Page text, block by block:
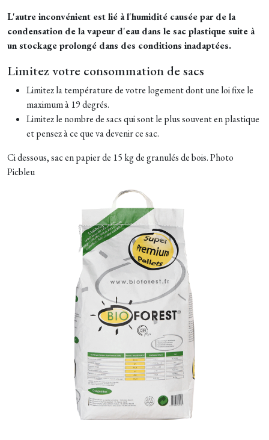
L'autre inconvénient est lié à l'humidité causée par de la
condensation de la vapeur d'eau dans le sac plastique suite à
un stockage prolongé dans des conditions inadaptées.
Limitez votre consommation de sacs
Limitez la température de votre logement dont une loi fixe le
maximum à 19 degrés.
Limitez le nombre de sacs qui sont le plus souvent en plastique
et pensez à ce que va devenir ce sac.
Ci dessous, sac en papier de 15 kg de granulés de bois. Photo
Picbleu